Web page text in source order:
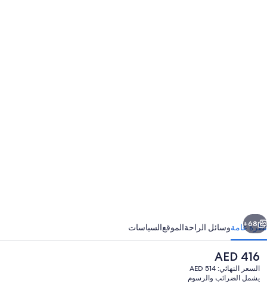
التالي
68+
نظرة عامةوسائل الراحةالموقعالسياسات
السعر
الحالي
هو
AED 416
السعر النهائي: AED 514
يشمل الضرائب والرسوم